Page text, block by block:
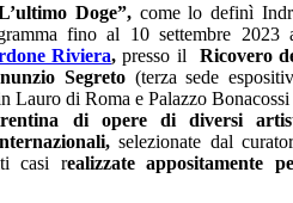
Doge”,come lo definì
fino al 10 settembre 2023
Riviera, presso il
Ricovero
Segreto(terza sede
Lauro di Roma e Palazzo Bonacossi
di opere di diversi
selezionate dal
casi realizzate appositamente